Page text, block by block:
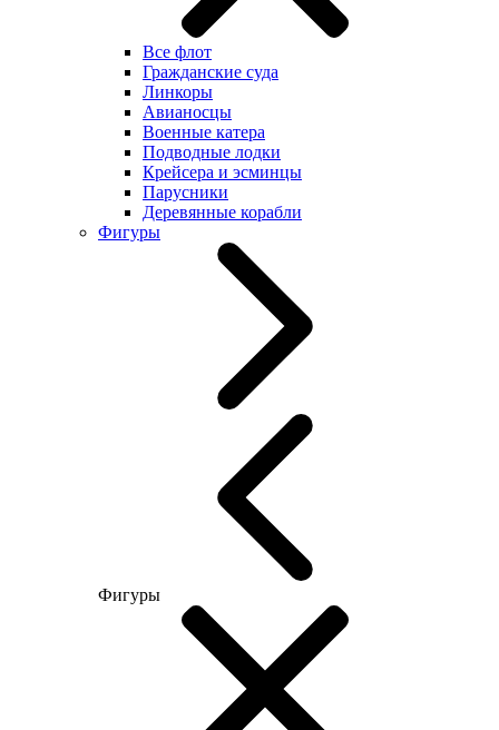
Все флот
Гражданские суда
Линкоры
Авианосцы
Военные катера
Подводные лодки
Крейсера и эсминцы
Парусники
Деревянные корабли
Фигуры
Фигуры